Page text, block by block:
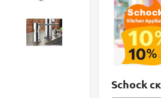
Аксессуары
Schock